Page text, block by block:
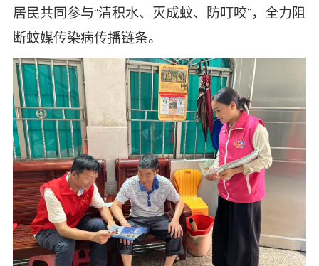
居民共同参与“清积水、灭成蚊、防叮咬”，全力阻
断蚊媒传染病传播链条。